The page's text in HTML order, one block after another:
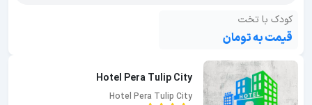
کودک با تخت
قیمت به تومان
Hotel Pera Tulip City
Hotel Pera Tulip City